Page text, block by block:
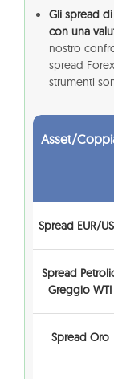
Gli spread
con una
nostro
spread
strumenti
Asset/
Spread EUR/
Spread
Greggio WTI
Spread Oro